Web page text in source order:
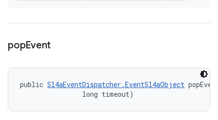
popEvent
public Sl4aEventDispatcher.EventSl4aObject
                long timeout)